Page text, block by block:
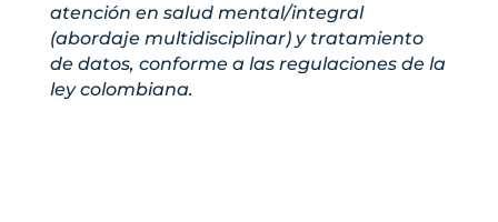
atención en salud mental/integral
(abordaje multidisciplinar) y tratamiento
de datos, conforme a las regulaciones de la
ley colombiana.